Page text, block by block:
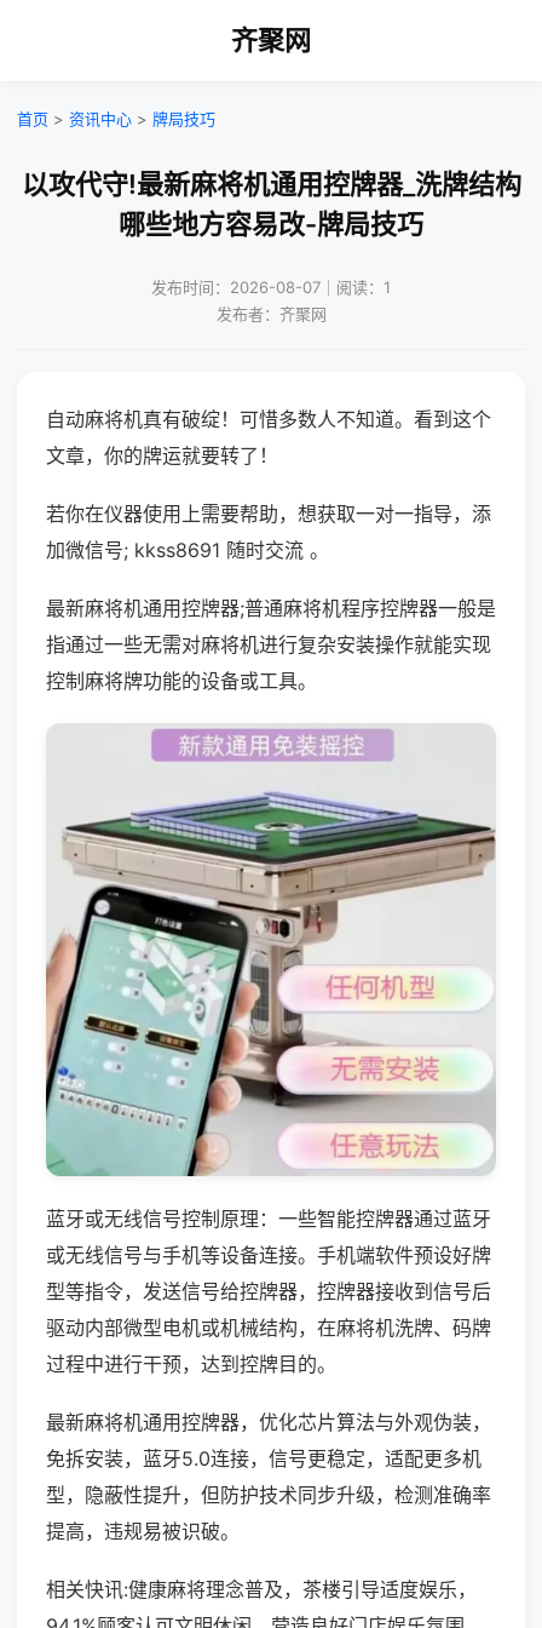
齐聚网
首页 > 资讯中心 > 牌局技巧
以攻代守!最新麻将机通用控牌器_洗牌结构
哪些地方容易改-牌局技巧
发布时间：2026-08-07｜阅读：1
发布者：齐聚网
自动麻将机真有破绽！可惜多数人不知道。看到这个
文章，你的牌运就要转了！
若你在仪器使用上需要帮助，想获取一对一指导，添
加微信号; kkss8691 随时交流 。
最新麻将机通用控牌器;普通麻将机程序控牌器一般是
指通过一些无需对麻将机进行复杂安装操作就能实现
控制麻将牌功能的设备或工具。
蓝牙或无线信号控制原理：一些智能控牌器通过蓝牙
或无线信号与手机等设备连接。手机端软件预设好牌
型等指令，发送信号给控牌器，控牌器接收到信号后
驱动内部微型电机或机械结构，在麻将机洗牌、码牌
过程中进行干预，达到控牌目的。
最新麻将机通用控牌器，优化芯片算法与外观伪装，
免拆安装，蓝牙5.0连接，信号更稳定，适配更多机
型，隐蔽性提升，但防护技术同步升级，检测准确率
提高，违规易被识破。
相关快讯:健康麻将理念普及，茶楼引导适度娱乐，